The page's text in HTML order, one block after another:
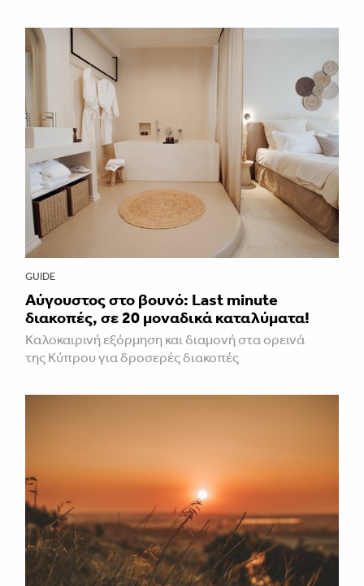
GUIDE
Aύγουστος στο βουνό: Last minute
διακοπές, σε 20 μοναδικά καταλύματα!
Καλοκαιρινή εξόρμηση και διαμονή στα ορεινά
της Κύπρου για δροσερές διακοπές